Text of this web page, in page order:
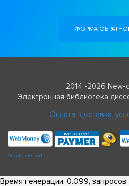
ФОРМА
2014 -2026 New-
Электронная библиотека
Оплата, доставка,
Check passport
Время генерации: 0.099,